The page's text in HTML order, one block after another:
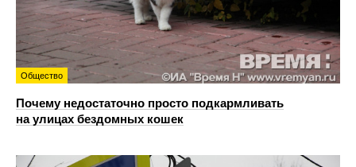
Общество
Почему недостаточно просто подкармливать
на улицах бездомных кошек